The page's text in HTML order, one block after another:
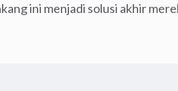
ini menjadi solusi akhir